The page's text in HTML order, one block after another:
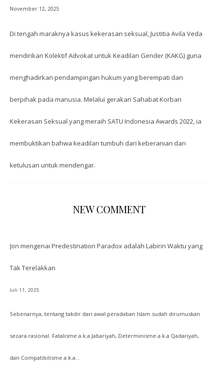
November 12, 2025
Di tengah maraknya kasus kekerasan seksual, Justitia Avila Veda
mendirikan Kolektif Advokat untuk Keadilan Gender (KAKG) guna
menghadirkan pendampingan hukum yang berempati dan
berpihak pada manusia. Melalui gerakan Sahabat Korban
Kekerasan Seksual yang meraih SATU Indonesia Awards 2022, ia
membuktikan bahwa keadilan tumbuh dari keberanian dan
ketulusan untuk mendengar.
NEW COMMENT
Jon mengenai Predestination Paradox adalah Labirin Waktu yang
Tak Terelakkan
Juli 11, 2025
Sebenarnya, tentang takdir dari awal peradaban Islam sudah dirumuskan
secara rasional. Fatalisme a.k.a Jabariyah, Determinisme a.k.a Qadariyah,
dan Compatibilisme a.k.a…